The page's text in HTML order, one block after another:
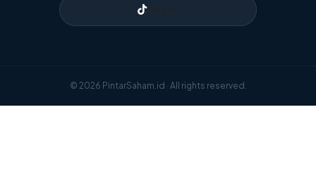
TikTok
© 2026 PintarSaham.id · All rights reserved.